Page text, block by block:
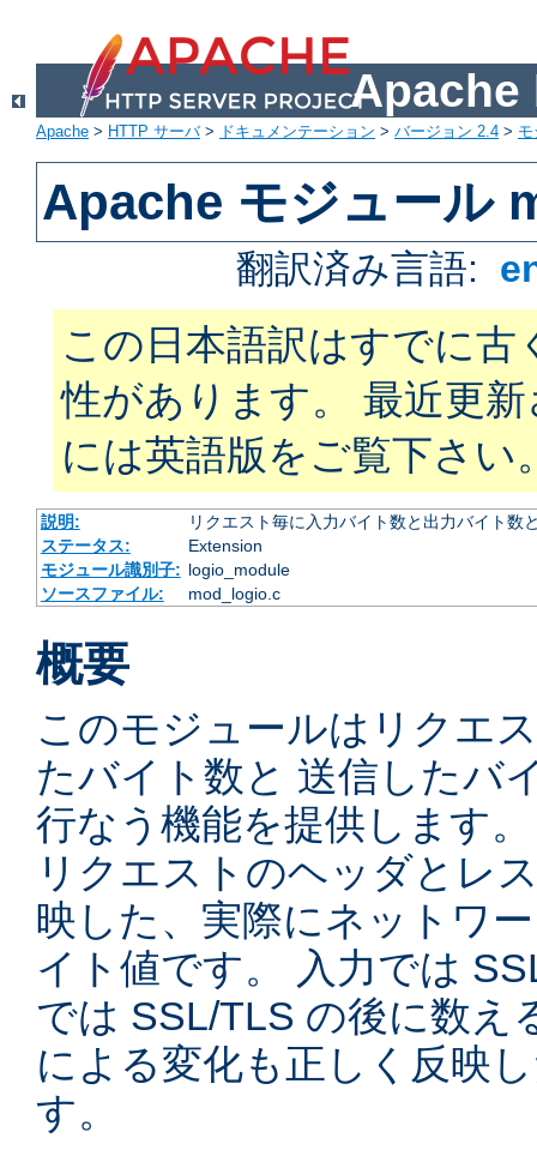
Apache
Apache > HTTP サーバ> ドキュメンテーション > バージョン 2.4 >
Apache モジュール
翻訳済み言語:
この日本語訳はすでに古
性があります。 最近更
には英語版をご覧下さい
説明:
リクエスト毎に入力バイト数と出力バイト数
ステータス:
Extension
モジュール識別子: logio_module
ソースファイル:
mod_logio.c
概要
このモジュールはリクエ
たバイト数と 送信したバ
行なう機能を提供します
リクエストのヘッダとレ
映した、実際にネットワ
イト値です。 入力では
では SSL/TLS の後に数え
による変化も正しく反映
す。